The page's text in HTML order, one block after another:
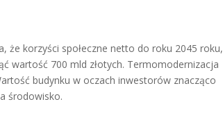
że korzyści społeczne netto do roku 2045 roku,
wartość 700 mld złotych. Termomodernizacja
budynku w oczach inwestorów znacząco
środowisko.